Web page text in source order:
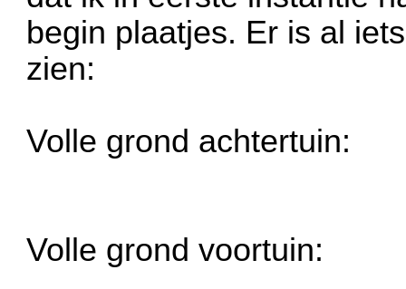
begin plaatjes. Er is al
zien:
Volle grond achtertuin:
Volle grond voortuin: